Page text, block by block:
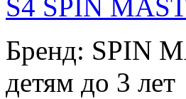
Бренд: SPIN
детям до 3 лет